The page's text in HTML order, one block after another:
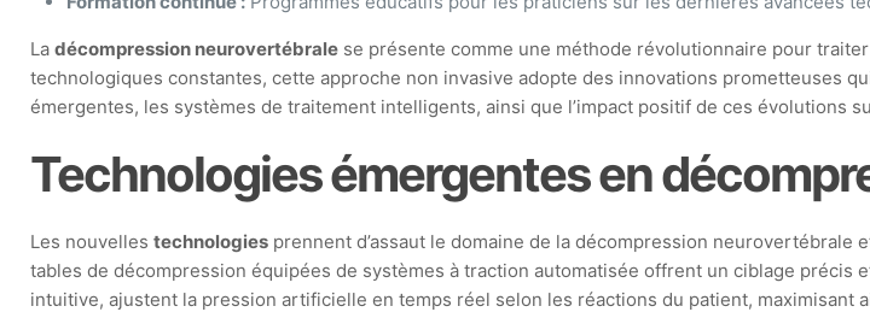
Ladécompression neurovertébrale se présente comme une méthode révolutionnaire pour
technologiques constantes, cette approche non invasive adopte des innovations prometteuses
émergentes, les systèmes de traitement intelligents, ainsi que l’impact positif de ces évolutions
Technologies émergentes en
Les nouvellestechnologies prennent d’assaut le domaine de la décompression
tables de décompression équipées de systèmes à traction automatisée offrent un ciblage
intuitive, ajustent la pression artificielle en temps réel selon les réactions du patient, maximisant